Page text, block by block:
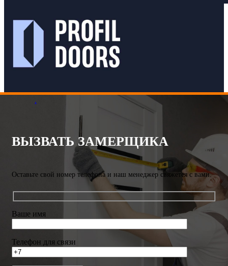
.
ВЫЗВАТЬ ЗАМЕРЩИКА
Оставьте свой номер телефона и наш менеджер свяжется с вами.
Ваше имя
Телефон для связи